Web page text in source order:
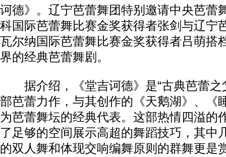
诃德》。辽宁芭蕾舞团特别邀请中央芭蕾
科国际芭蕾舞比赛金奖获得者张剑与辽宁
瓦尔纳国际芭蕾舞比赛金奖获得者吕萌搭
界的经典芭蕾舞剧。
据介绍，《堂吉诃德》是“古典芭蕾之
部芭蕾力作，与其创作的《天鹅湖》、《
为芭蕾舞坛的经典代表。这部热情四溢的
了足够的空间展示高超的舞蹈技巧，其中
的双人舞和体现交响编舞原则的群舞更是